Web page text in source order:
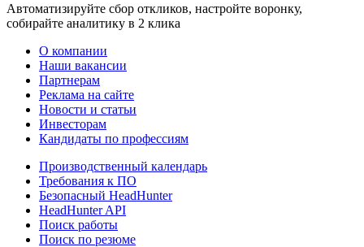
Автоматизируйте сбор откликов, настройте воронку,
собирайте аналитику в 2 клика
О компании
Наши вакансии
Партнерам
Реклама на сайте
Новости и статьи
Инвесторам
Кандидаты по профессиям
Производственный календарь
Требования к ПО
Безопасный HeadHunter
HeadHunter API
Поиск работы
Поиск по резюме